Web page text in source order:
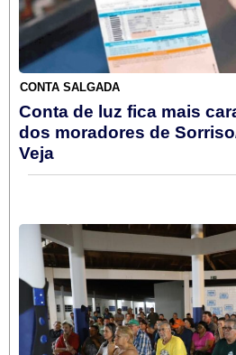
CONTA SALGADA
Conta de luz fica mais
dos moradores de
Veja